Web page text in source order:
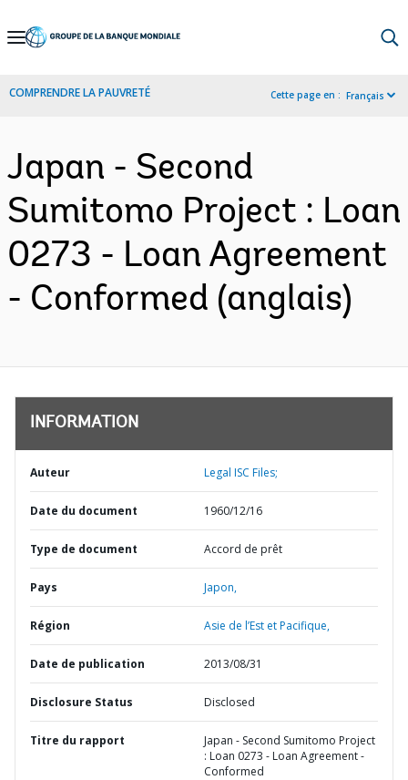
Skip
Navigation
COMPRENDRE LA PAUVRETÉ Cette page en : Français
Japan - Second
Sumitomo Project : Loan
0273 - Loan Agreement
- Conformed (anglais)
INFORMATION
Auteur Legal ISC Files;
Date du document 1960/12/16
Type de document Accord de prêt
Pays Japon,
Région Asie de l’Est et Pacifique,
Date de publication 2013/08/31
Disclosure Status Disclosed
Titre du rapport
Japan - Second Sumitomo Project
: Loan 0273 - Loan Agreement -
Conformed